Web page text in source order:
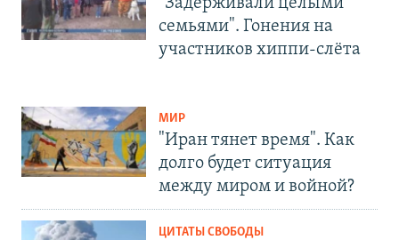
семьями". Гонения на
участников хиппи-слёта
МИР
"Иран тянет время". Как
долго будет ситуация
между миром и войной?
ЦИТАТЫ СВОБОДЫ